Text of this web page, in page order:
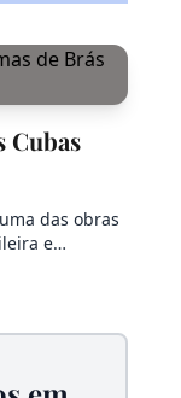
Cubas
das obras
e…